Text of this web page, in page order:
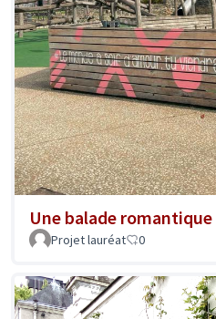
Une balade
Projet lauréat 0